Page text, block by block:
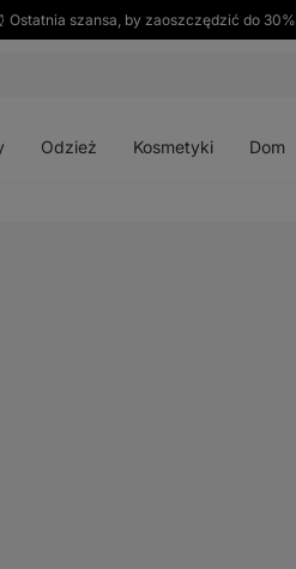
Ostatnia szansa, by zaoszczędzić do 30%
Odzież Kosmetyki Dom